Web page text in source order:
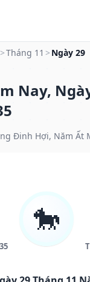
>Tháng 11 > Ngày 29
Nay,
Đinh Hợi, Năm Ất
🐎